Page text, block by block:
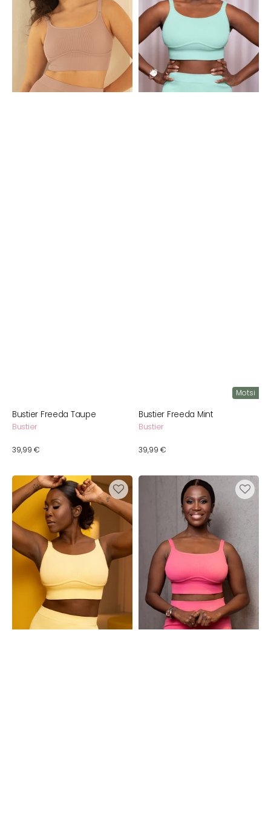
Bustier Freeda Taupe
Bustier
Normaler
39,99 €
Motsi
Bustier Freeda Mint
Bustier
Normaler
39,99 €
Bustier
Freeda
Butter
Bustier